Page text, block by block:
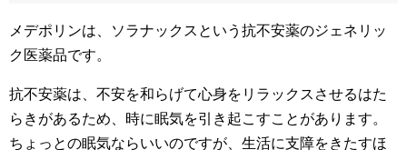
メデポリンは、ソラナックスという抗不安薬のジェネリッ
ク医薬品です。
抗不安薬は、不安を和らげて心身をリラックスさせるはた
らきがあるため、時に眠気を引き起こすことがあります。
ちょっとの眠気ならいいのですが、 生活に支障をきたすほ